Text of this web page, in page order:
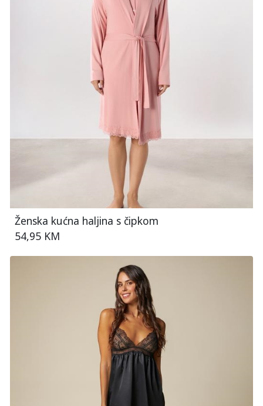
Ženska kućna haljina s čipkom
54,95 KM